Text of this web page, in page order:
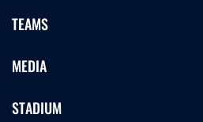
TEAMS
MEDIA
STADIUM